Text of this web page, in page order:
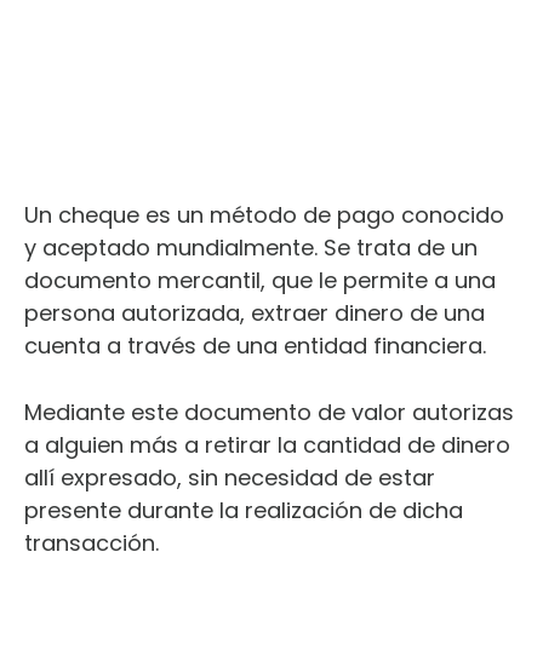
Un cheque es un método de pago conocido
y aceptado mundialmente. Se trata de un
documento mercantil, que le permite a una
persona autorizada, extraer dinero de una
cuenta a través de una entidad financiera.
Mediante este documento de valor autorizas
a alguien más a retirar la cantidad de dinero
allí expresado, sin necesidad de estar
presente durante la realización de dicha
transacción.